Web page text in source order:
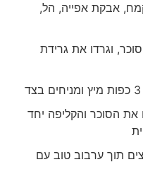
אבקת אפייה, הל,
וגרדו את גרידת
והקליפה יחד
ערבוב טוב עם